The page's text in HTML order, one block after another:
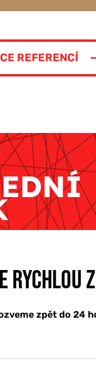
REFERENCÍ
RYCHLOU
zpět do 24